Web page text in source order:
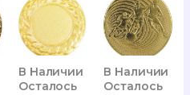
В Наличии
Осталось
В Наличии
Осталось